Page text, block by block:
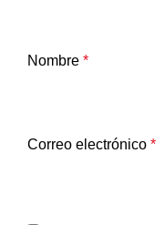
Nombre *
Correo electrónico *